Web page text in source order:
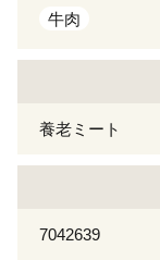
牛肉
養老ミート
7042639